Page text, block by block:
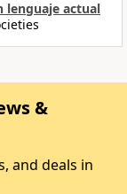
lenguaje actual
&
and deals in